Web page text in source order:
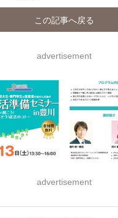
この記事へ戻る
advertisement
advertisement